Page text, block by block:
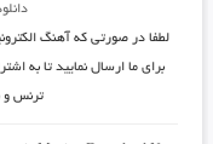
لطفا در صورتی کهآهنگ
برای ما ارسال نمایید تا به
ترنس و